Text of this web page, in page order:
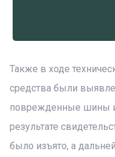
Также в ходе
средства были
поврежденные шины и
результате
было изъято, а